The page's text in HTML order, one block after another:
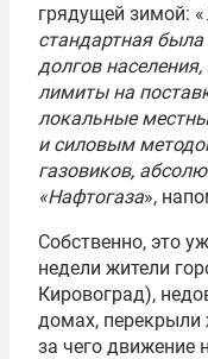
грядущей зимой: «
стандартная была
долгов
лимиты на
локальные
и силовым
газовиков,
«Нафтогаза»,
Собственно, это
недели жители
Кировоград),
домах, перекрыли
за чего движение